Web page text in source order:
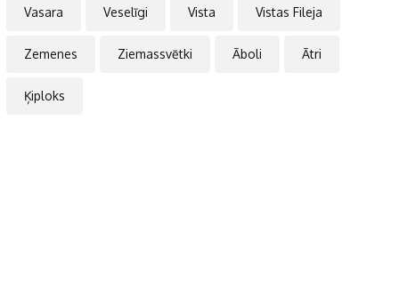
Vasara Veselīgi Vista Vistas Fileja
Zemenes Ziemassvētki Āboli Ātri
Ķiploks